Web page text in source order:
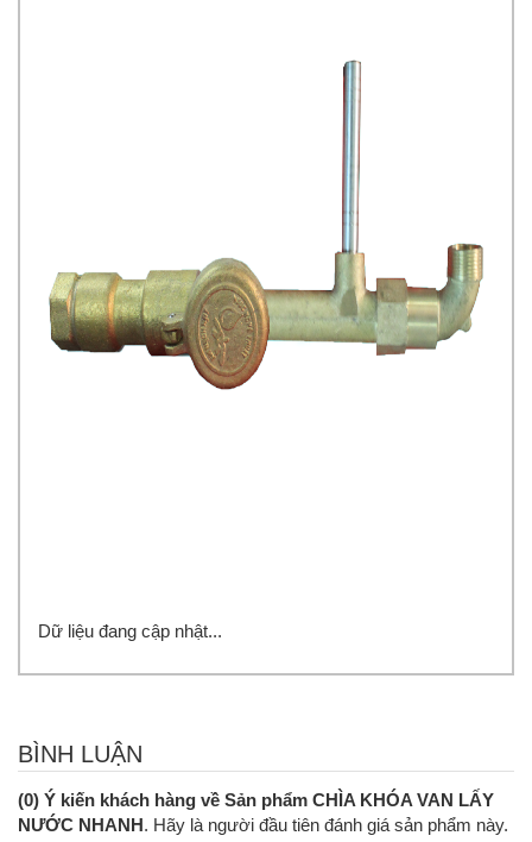
Dữ liệu đang cập nhật...
BÌNH LUẬN
(0) Ý kiến khách hàng về Sản phẩm CHÌA KHÓA VAN LẤY
NƯỚC NHANH. Hãy là người đầu tiên đánh giá sản phẩm này.